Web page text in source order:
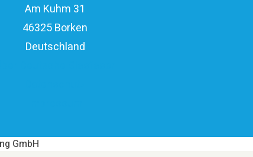
Am Kuhm 31
46325 Borken
Deutschland